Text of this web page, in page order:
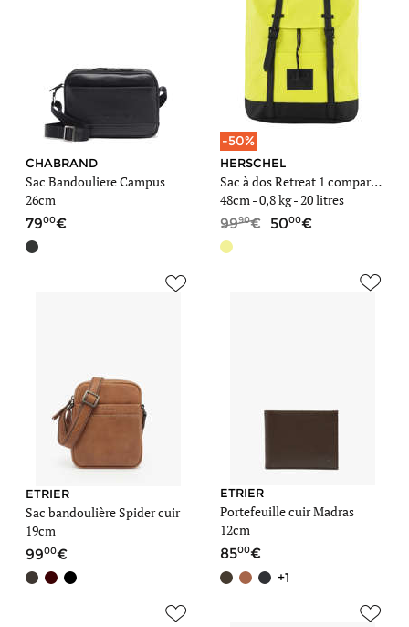
CHABRAND
Sac Bandouliere Campus
26cm
7900
-50%
HERSCHEL
Sac à dos Retreat 1 compartiment + PC 15'' Classics
48cm -0,8 kg- 20 litres
9990 5000
ETRIER
Sac bandoulière Spider cuir
19cm
9900
ETRIER
Portefeuille cuir Madras
12cm
8500
+1